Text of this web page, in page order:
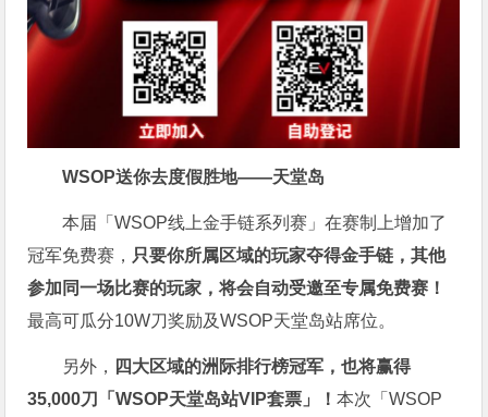
WSOP送你去度假胜地——天堂岛
本届「WSOP线上金手链系列赛」在赛制上增加了
冠军免费赛， 只要你所属区域的玩家夺得金手链，其他
参加同一场比赛的玩家，将会自动受邀至专属免费赛！
最高可瓜分10W刀奖励及WSOP天堂岛站席位。
另外， 四大区域的洲际排行榜冠军，也将赢得
35,000刀「WSOP天堂岛站VIP套票」！本次「WSOP